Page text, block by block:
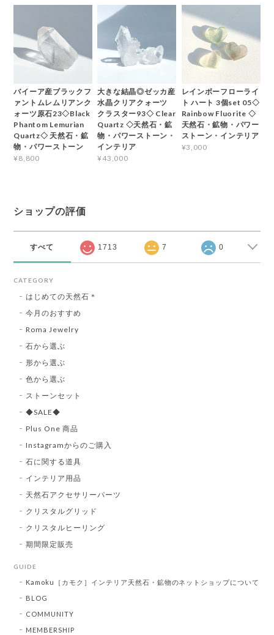
バイーア産ブラックフ
ァントムレムリアンク
ォーツ原石23◇Black
Phantom Lemurian
Quartz◇ 天然石・鉱
物・パワーストーン
¥8,800
大きな結晶◎ゼッカ産
水晶クリアクォーツ
クラスター93◇ Clear
Quartz ◇天然石・鉱
物・パワーストーン・
インテリア
¥43,000
レインボーフローライ
ト ハート 3個set 05◇
Rainbow Fluorite ◇
天然石・鉱物・パワー
ストーン・インテリア
¥3,000
ショップの評価
すべて 1713 7 0
CATEGORY
はじめての天然石＊
今月のおすすめ
Roma Jewelry
石から選ぶ
形から選ぶ
色から選ぶ
ストーンセット
◆SALE◆
Plus One 商品
Instagramからのご購入
石に関する道具
インテリア用品
天然石アクセサリーパーツ
クリスタルグリッド
クリスタルヒーリング
期間限定販売
GUIDE
Kamoku［カモク］インテリア天然石・鉱物のネットショップについて
BLOG
COMMUNITY
MEMBERSHIP